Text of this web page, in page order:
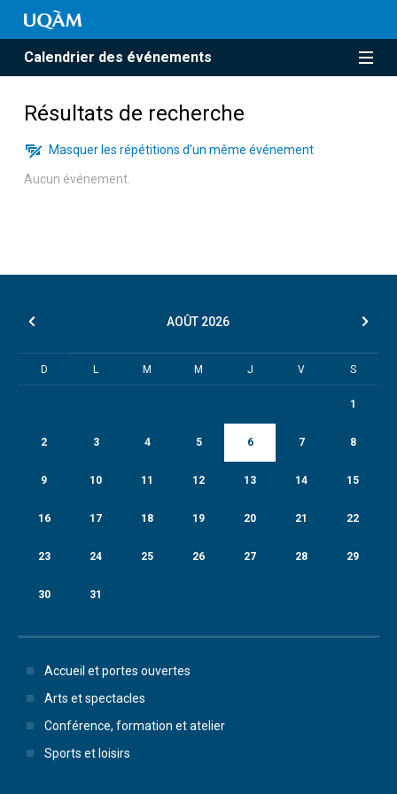
Calendrier des événements
Résultats de recherche
Masquer les répétitions d’un même événement
Aucun événement.
AOÛT 2026
D L M M J V S
1
2 3 4 5 6 7 8
9 10 11 12 13 14 15
16 17 18 19 20 21 22
23 24 25 26 27 28 29
30 31
Accueil et portes ouvertes
Arts et spectacles
Conférence, formation et atelier
Sports et loisirs